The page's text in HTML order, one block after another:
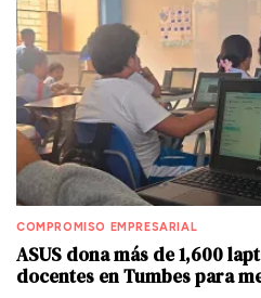
COMPROMISO EMPRESARIAL
ASUS dona más de 1,600
docentes en Tumbes para